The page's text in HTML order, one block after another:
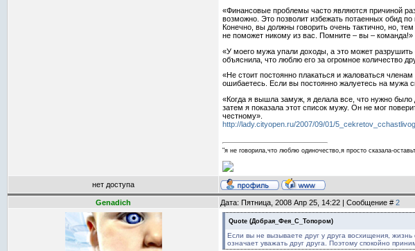
«Финансовые проблемы часто являются причиной
возможно. Это позволит избежать потаенных обид по
Конечно, вы должны говорить очень тактично, но,
не поможет никому из вас. Помните – вы – команда!»
«У моего мужа упали доходы, а это может разрушить
объяснила, что люблю его за огромное количество
«Не стоит постоянно плакаться и жаловаться
ошибаетесь. Если вы постоянно жалуетесь на мужа
«Когда я вышла замуж, я делала все, что нужно было
затем я показала этот список мужу. Он не мог
честному».
http://lady.cityopen.ru/2007/09/01/
"я не говорила,что люблю одиночество,я просто сказала-
нет доступа
Genadich Дата: Пятница, 2008 Апр 25, 14:22 | Сообщение # 2
Quote (Добрая_Фея_С_Топором)
Если вы не вызываете друг у друга восхищения,
означает уважать друг друга. Поэтому спокойно